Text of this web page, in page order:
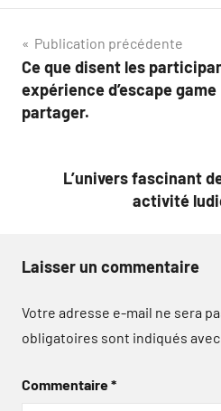
Navigation
de
l’article
Publication précédente
Ce que disent les
expérience d’escape
partager.
L’univers fascinant
activité
Laisser un commentaire
Votre adresse e-mail ne sera
obligatoires sont indiqués avec
Commentaire*